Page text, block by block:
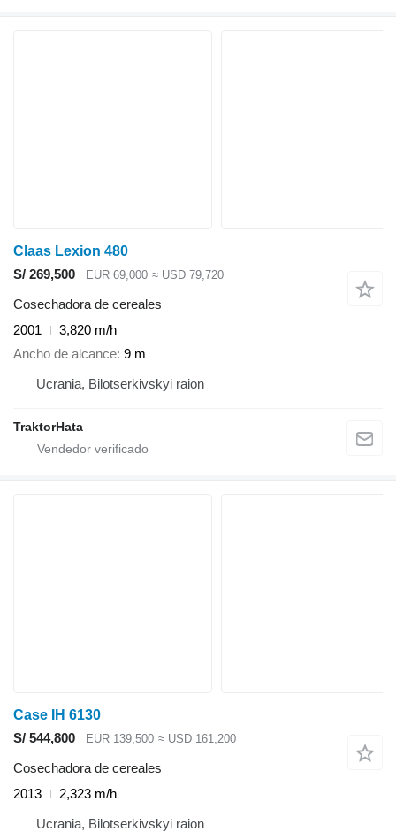
Claas Lexion 480
S/ 269,500
EUR 69,000 ≈ USD 79,720
Cosechadora de cereales
2001
3,820 m/h
Ancho de alcance 9 m
Ucrania, Bilotserkivskyi raion
TraktorHata
Case IH 6130
S/ 544,800
EUR 139,500 ≈ USD 161,200
Cosechadora de cereales
2013
2,323 m/h
Ucrania, Bilotserkivskyi raion